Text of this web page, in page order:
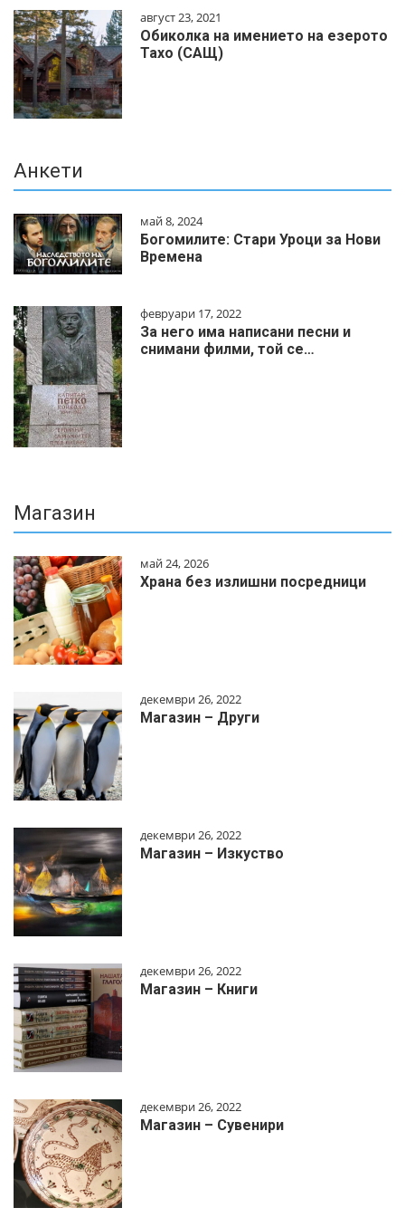
август 23, 2021
Обиколка на имението на езерото
Тахо (САЩ)
Анкети
май 8, 2024
Богомилите: Стари Уроци за Нови
Времена
февруари 17, 2022
За него има написани песни и
снимани филми, той се…
Магазин
май 24, 2026
Храна без излишни посредници
декември 26, 2022
Магазин – Други
декември 26, 2022
Магазин – Изкуство
декември 26, 2022
Магазин – Книги
декември 26, 2022
Магазин – Сувенири